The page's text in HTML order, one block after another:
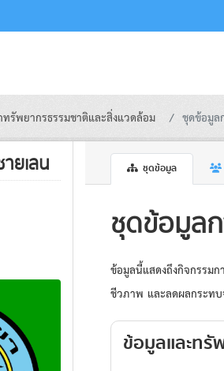
รัพยากรธรรมชาติและสิ่งแวดล้อม ชุดข้อมูล
ยเลน ชุดข้อมูล
ชุดข้อมูล
ข้อมูลนี้แสดงถึงกิจกรรม
ชีวภาพ และลดผลกระท
ข้อมูลและทรั